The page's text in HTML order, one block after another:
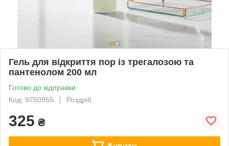
Гель для відкриття пор із трегалозою та
пантенолом 200 мл
Готово до відправки
Код: 9750955
Роздріб
325 ₴